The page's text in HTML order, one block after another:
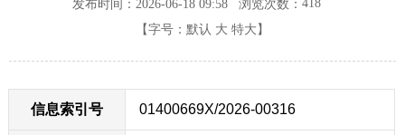
发布时间：2026-06-18 09:58 浏览次数： 418
【字号： 默认 大 特大 】
信息索引号 01400669X/2026-00316